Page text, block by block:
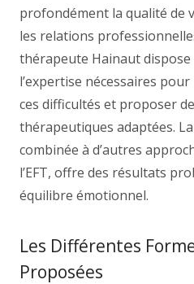
profondément la qualité de
les relations
thérapeute Hainaut dispose
l’expertise nécessaires
ces difficultés et proposer
thérapeutiques adaptées.
combinée à d’autres
l’EFT, offre des résultats
équilibre émotionnel.
Les Différentes
Proposées